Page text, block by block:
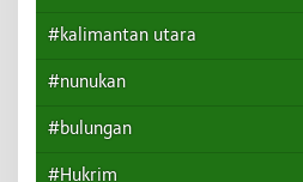
#kalimantan utara
#nunukan
#bulungan
#Hukrim